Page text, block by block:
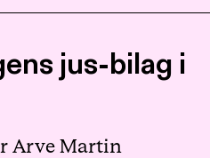
jus-bilag i
Arve Martin